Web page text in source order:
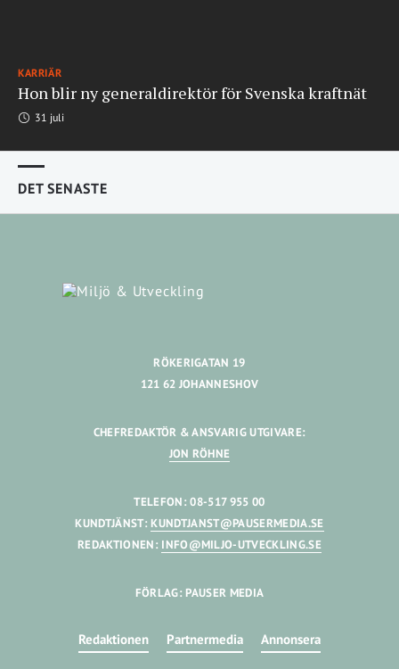
KARRIÄR
Hon blir ny generaldirektör för Svenska kraftnät
31 juli
DET SENASTE
RÖKERIGATAN 19
121 62 JOHANNESHOV
CHEFREDAKTÖR & ANSVARIG UTGIVARE:
JON RÖHNE
TELEFON: 08-517 955 00
KUNDTJÄNST: KUNDTJANST@PAUSERMEDIA.SE
REDAKTIONEN: INFO@MILJO-UTVECKLING.SE
FÖRLAG: PAUSER MEDIA
Redaktionen Partnermedia Annonsera